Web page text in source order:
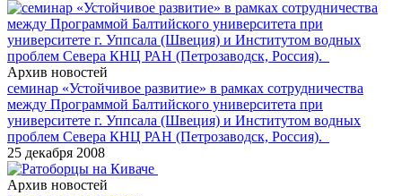
Архив новостей
семинар «Устойчивое развитие» в рамках сотрудничества
между Программой Балтийского университета при
университете г. Уппсала (Швеция) и Институтом водных
проблем Севера КНЦ РАН (Петрозаводск, Россия).
25 декабря 2008
Архив новостей